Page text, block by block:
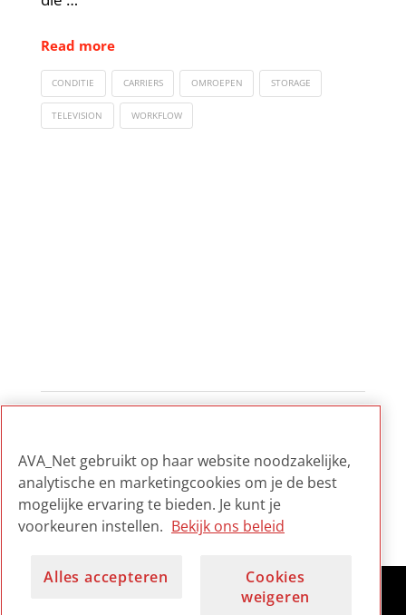
Read more
CONDITIE CARRIERS OMROEPEN STORAGE
TELEVISION WORKFLOW
AVA_Net gebruikt op haar website noodzakelijke,
analytische en marketingcookies om je de best
mogelijke ervaring te bieden. Je kunt je
voorkeuren instellen. Bekijk ons beleid
Alles accepteren
Cookies
weigeren